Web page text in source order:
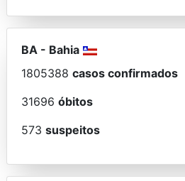
BA - Bahia
1805388 casos confirmados
31696 óbitos
573 suspeitos